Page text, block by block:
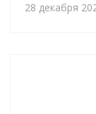
28 декабря